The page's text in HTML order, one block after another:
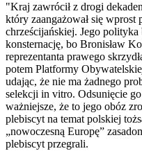
"Kraj zawrócił z drogi
który zaangażował się
chrześcijańskiej. Jego
konsternację, bo Bronisław
reprezentanta prawego
potem Platformy
udając, że nie ma żadnego
selekcji in vitro. Odsunięcie
ważniejsze, że to jego obóz
plebiscyt na temat polskiej
„nowoczesną Europę”
plebiscyt przegrali.